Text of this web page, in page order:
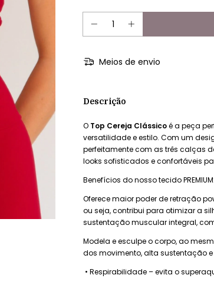
Meios de envio
Descrição
O Top Cereja Clássicoé a peça
versatilidade e estilo. Com um
perfeitamente com as três calças
looks sofisticados e confortáveis
Benefícios do nosso tecido PREMIUM:
Oferece maior poder de retração
ou seja, contribui para otimizar a
sustentação muscular integral,
Modela e esculpe o corpo, ao
dos movimento, alta sustentação
• Respirabilidade – evita o